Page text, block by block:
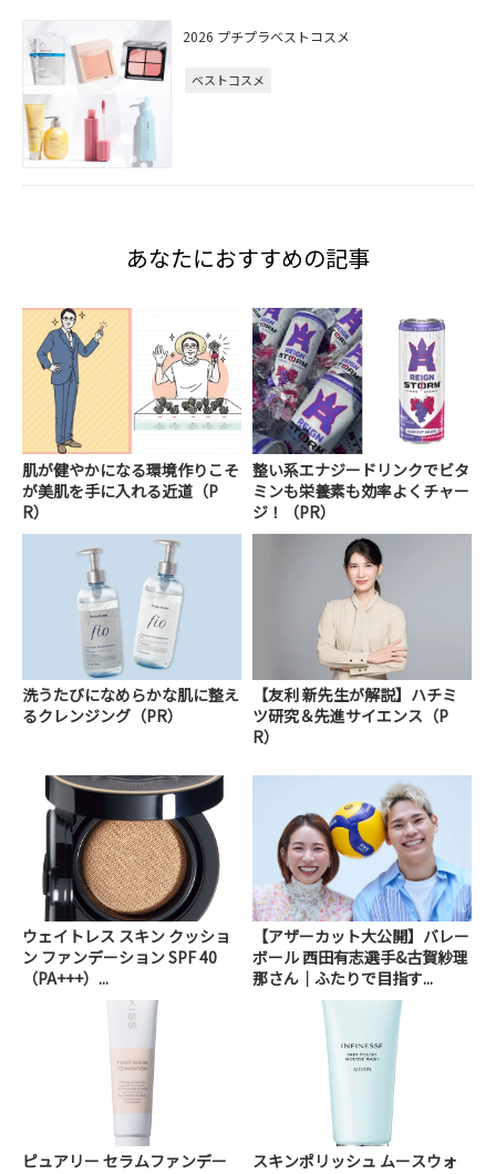
2026 プチプラベストコスメ
ベストコスメ
あなたにおすすめの記事
肌が健やかになる環境作りこそ
が美肌を手に入れる近道（P
R）
整い系エナジードリンクでビタ
ミンも栄養素も効率よくチャー
ジ！（PR）
洗うたびになめらかな肌に整え
るクレンジング（PR）
【友利 新先生が解説】ハチミ
ツ研究＆先進サイエンス（P
R）
ウェイトレス スキン クッショ
ン ファンデーション SPF 40
（PA+++）...
【アザーカット大公開】バレー
ボール 西田有志選手&古賀紗理
那さん｜ふたりで目指す...
ピュアリー セラムファンデー
スキンポリッシュ ムースウォ